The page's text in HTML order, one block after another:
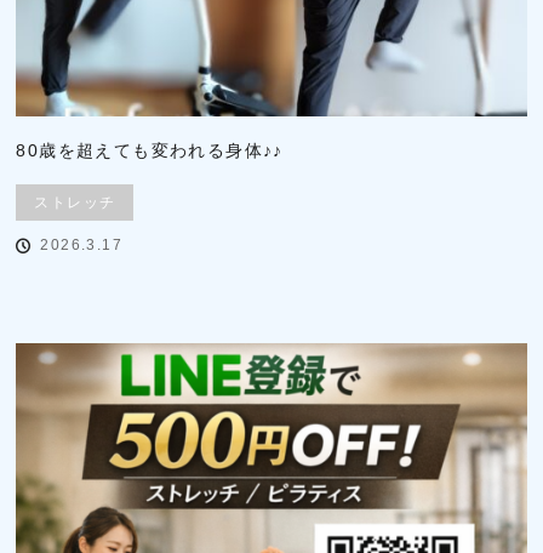
80歳を超えても変われる身体♪♪
ストレッチ
2026.3.17